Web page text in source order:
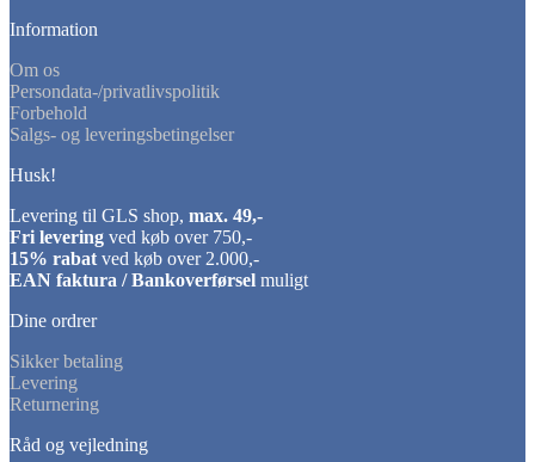
Information
Om os
Persondata-/privatlivspolitik
Forbehold
Salgs- og leveringsbetingelser
Husk!
Levering til GLS shop, max. 49,-
Fri levering ved køb over 750,-
15% rabat ved køb over 2.000,-
EAN faktura / Bankoverførsel muligt
Dine ordrer
Sikker betaling
Levering
Returnering
Råd og vejledning